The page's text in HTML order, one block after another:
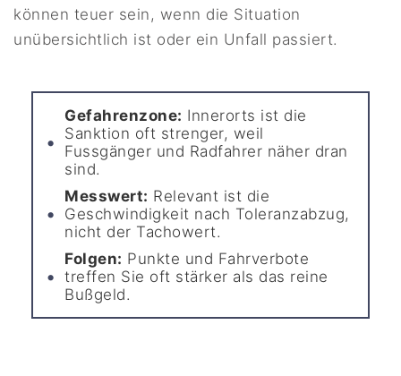
können teuer sein, wenn die Situation
unübersichtlich ist oder ein Unfall passiert.
Gefahrenzone: Innerorts ist die
Sanktion oft strenger, weil
Fussgänger und Radfahrer näher dran
sind.
Messwert: Relevant ist die
Geschwindigkeit nach Toleranzabzug,
nicht der Tachowert.
Folgen: Punkte und Fahrverbote
treffen Sie oft stärker als das reine
Bußgeld.